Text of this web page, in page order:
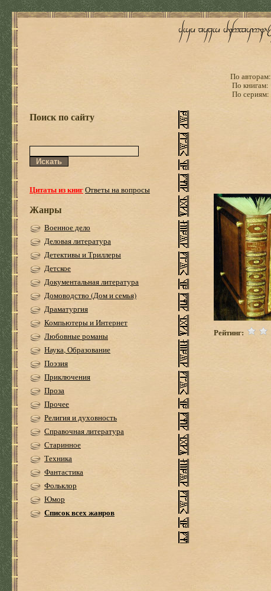
По авторам:
По книгам:
По сериям:
Поиск по сайту
Цитаты из книгОтветы на вопросы
Жанры
Военное дело
Деловая литература
Детективы и Триллеры
Детское
Документальная литература
Домоводство (Дом и семья)
Драматургия
Компьютеры и Интернет
Любовные романы
Наука, Образование
Поэзия
Приключения
Проза
Прочее
Религия и духовность
Справочная литература
Старинное
Техника
Фантастика
Фольклор
Юмор
Список всех жанров
Рейтинг: